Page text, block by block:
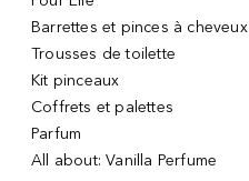
Barrettes et pinces à cheveux
Trousses de toilette
Kit pinceaux
Coffrets et palettes
Parfum
All about: Vanilla Perfume